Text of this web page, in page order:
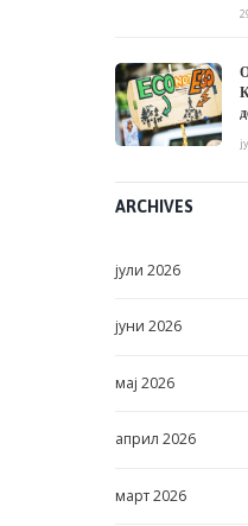
ARCHIVES
јули 2026
јуни 2026
мај 2026
април 2026
март2026